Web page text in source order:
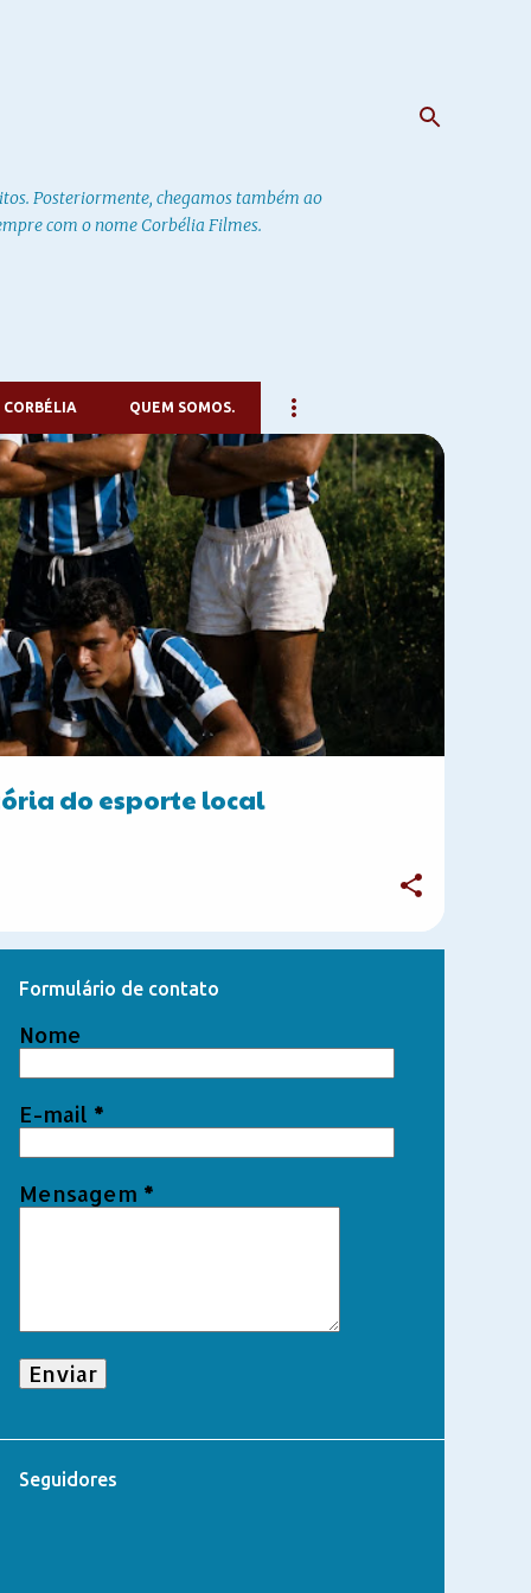
Posteriormente, chegamos também ao
com o nome Corbélia Filmes.
QUEM SOMOS.
do esporte local
Formulário de contato
Nome
E-mail *
Mensagem *
Seguidores